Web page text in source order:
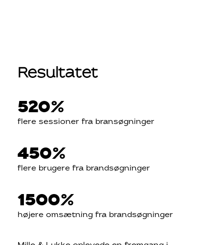
Resultatet
520%
flere sessioner fra bransøgninger
450%
flere brugere fra brandsøgninger
1500%
højere omsætning fra brandsøgninger